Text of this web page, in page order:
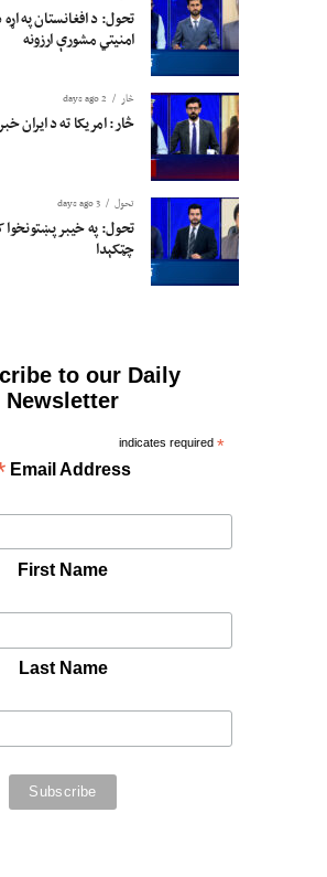
تحول: د افغانستان په
امنیتي مشورې ارزونه
څار 2 days ago
څار: امریکا ته د ایران
تحول 3 days ago
تحول: په خیبر
چټکېدا
to our Daily
Newsletter
*
indicates required
Email Address
First Name
Last Name